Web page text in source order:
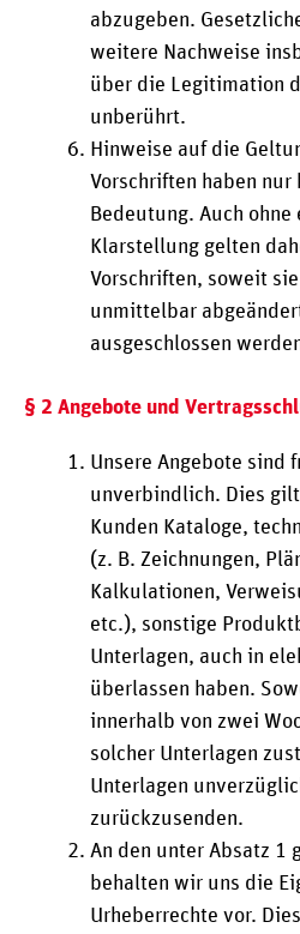
abzugeben.
weitere Nachweise
über die Legitimation
unberührt.
Hinweise auf die
Vorschriften haben
Bedeutung. Auch
Klarstellung gelten
Vorschriften, soweit
unmittelbar
ausgeschlossen
§ 2 Angebote und
Unsere Angebote sind
unverbindlich. Dies
Kunden Kataloge,
(z. B. Zeichnungen,
Kalkulationen,
etc.), sonstige
Unterlagen, auch in
überlassen haben.
innerhalb von zwei
solcher Unterlagen
Unterlagen
zurückzusenden.
An den unter Absatz 1
behalten wir uns die
Urheberrechte vor.